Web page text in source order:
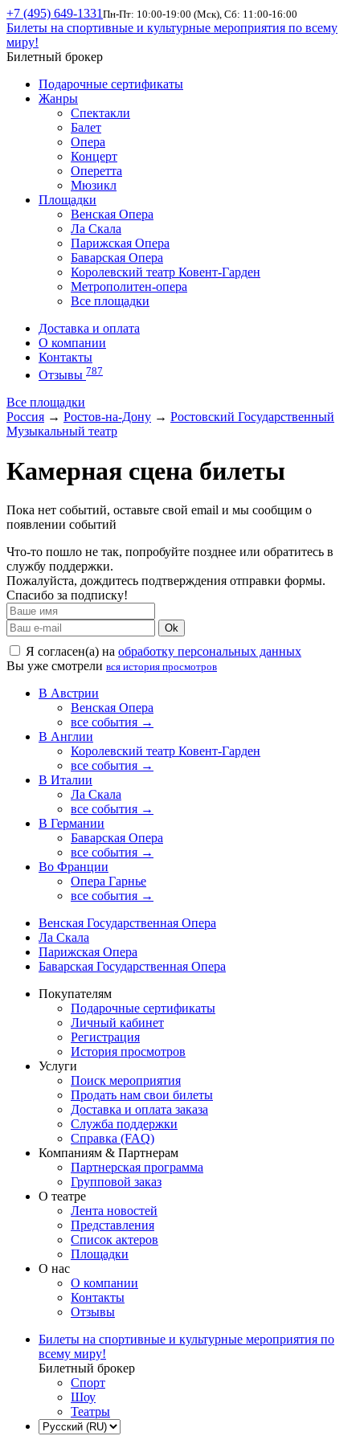
+7 (495) 649-1331 Пн-Пт: 10:00-19:00 (Мск), Сб: 11:00-16:00
Билеты на спортивные и культурные мероприятия по всему
миру!
Билетный брокер
Подарочные сертификаты
Жанры
Спектакли
Балет
Опера
Концерт
Оперетта
Мюзикл
Площадки
Венская Опера
Ла Скала
Парижская Опера
Баварская Опера
Королевский театр Ковент-Гарден
Метрополитен-опера
Все площадки
Доставка и оплата
О компании
Контакты
Отзывы 787
Все площадки
Россия → Ростов-на-Дону → Ростовский Государственный
Музыкальный театр
Камерная сцена билеты
Пока нет событий, оставьте свой email и мы сообщим о
появлении событий
Что-то пошло не так, попробуйте позднее или обратитесь в
службу поддержки.
Пожалуйста, дождитесь подтверждения отправки формы.
Спасибо за подписку!
Ok
Я согласен(а) на обработку персональных данных
Вы уже смотрели вся история просмотров
В Австрии
Венская Опера
все события →
В Англии
Королевский театр Ковент-Гарден
все события →
В Италии
Ла Скала
все события →
В Германии
Баварская Опера
все события →
Во Франции
Опера Гарнье
все события →
Венская Государственная Опера
Ла Скала
Парижская Опера
Баварская Государственная Опера
Покупателям
Подарочные сертификаты
Личный кабинет
Регистрация
История просмотров
Услуги
Поиск мероприятия
Продать нам свои билеты
Доставка и оплата заказа
Служба поддержки
Справка (FAQ)
Компаниям & Партнерам
Партнерская программа
Групповой заказ
О театре
Лента новостей
Представления
Список актеров
Площадки
О нас
О компании
Контакты
Отзывы
Билеты на спортивные и культурные мероприятия по
всему миру!
Билетный брокер
Спорт
Шоу
Театры